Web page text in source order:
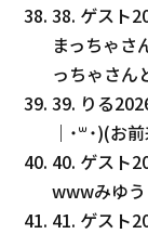
38. ゲスト
まっちゃさ
っちゃさん
39. りる
｜˙꒳​˙)(お
40. ゲスト
wwwみゆう
41. ゲスト